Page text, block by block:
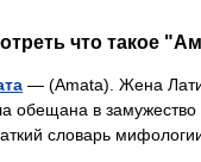
что такое
— (Amata). Жена
обещана в замужество
словарь